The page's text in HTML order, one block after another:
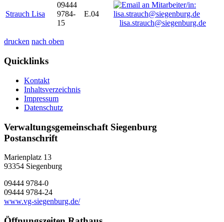
Strauch Lisa
09444
9784-
15
E.04
lisa.strauch@siegenburg.de
drucken nach oben
Quicklinks
Kontakt
Inhaltsverzeichnis
Impressum
Datenschutz
Verwaltungsgemeinschaft Siegenburg
Postanschrift
Marienplatz 13
93354 Siegenburg
09444 9784-0
09444 9784-24
www.vg-siegenburg.de/